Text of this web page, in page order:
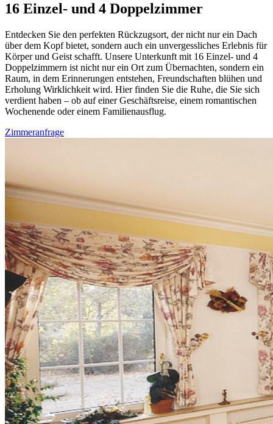
16 Einzel- und 4 Doppelzimmer
Entdecken Sie den perfekten Rückzugsort, der nicht nur ein Dach
über dem Kopf bietet, sondern auch ein unvergessliches Erlebnis für
Körper und Geist schafft. Unsere Unterkunft mit 16 Einzel- und 4
Doppelzimmern ist nicht nur ein Ort zum Übernachten, sondern ein
Raum, in dem Erinnerungen entstehen, Freundschaften blühen und
Erholung Wirklichkeit wird. Hier finden Sie die Ruhe, die Sie sich
verdient haben – ob auf einer Geschäftsreise, einem romantischen
Wochenende oder einem Familienausflug.
Zimmeranfrage